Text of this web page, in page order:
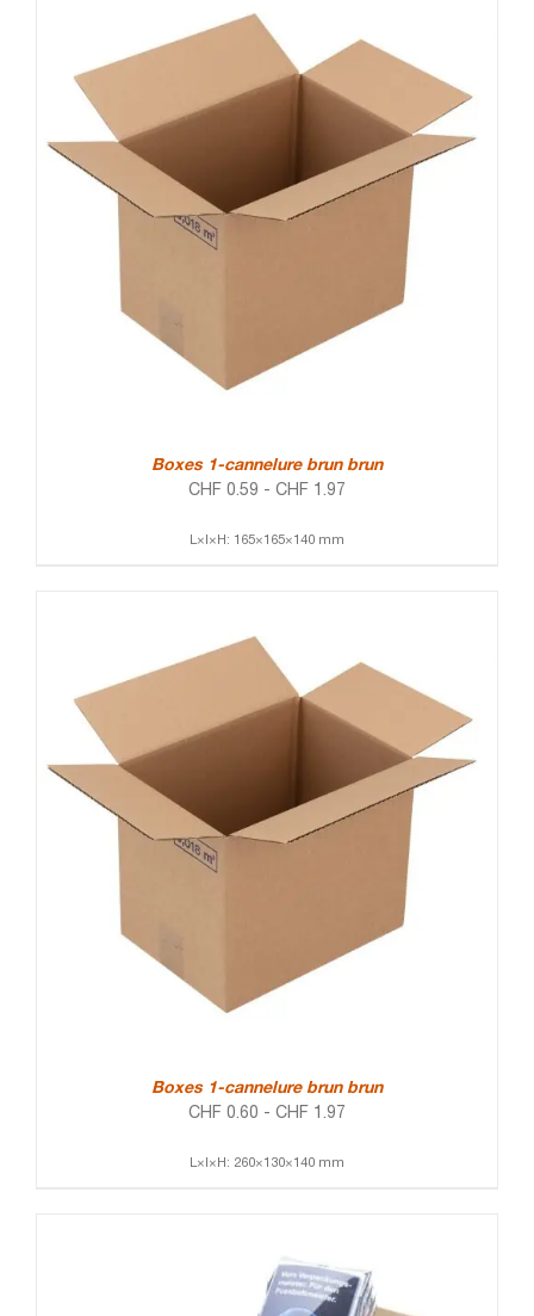
Boxes 1-cannelure brun brun
CHF 0.59 - CHF 1.97
L×l×H: 165×165×140 mm
Boxes 1-cannelure brun brun
CHF 0.60 - CHF 1.97
L×l×H: 260×130×140 mm